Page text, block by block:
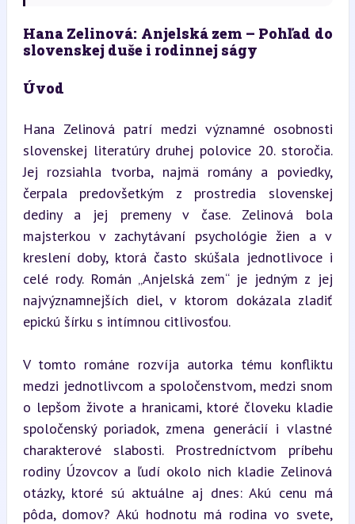
Hana Zelinová: Anjelská zem – Pohľad do
slovenskej duše i rodinnej ságy
Úvod
Hana Zelinová patrí medzi významné osobnosti
slovenskej literatúry druhej polovice 20. storočia.
Jej rozsiahla tvorba, najmä romány a poviedky,
čerpala predovšetkým z prostredia slovenskej
dediny a jej premeny v čase. Zelinová bola
majsterkou v zachytávaní psychológie žien a v
kreslení doby, ktorá často skúšala jednotlivoce i
celé rody. Román „Anjelská zem“ je jedným z jej
najvýznamnejších diel, v ktorom dokázala zladiť
epickú šírku s intímnou citlivosťou.
V tomto románe rozvíja autorka tému konfliktu
medzi jednotlivcom a spoločenstvom, medzi snom
o lepšom živote a hranicami, ktoré človeku kladie
spoločenský poriadok, zmena generácií i vlastné
charakterové slabosti. Prostredníctvom príbehu
rodiny Úzovcov a ľudí okolo nich kladie Zelinová
otázky, ktoré sú aktuálne aj dnes: Akú cenu má
pôda, domov? Akú hodnotu má rodina vo svete,